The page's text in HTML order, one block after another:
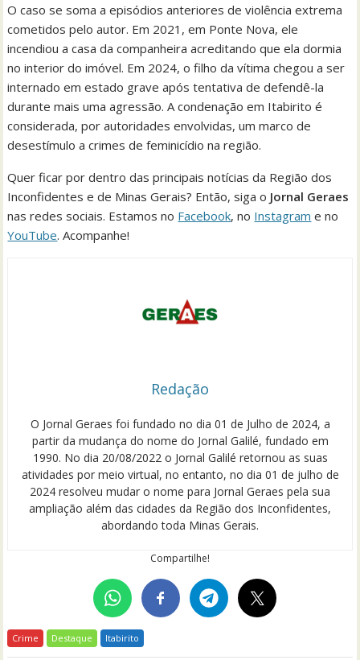
O caso se soma a episódios anteriores de violência extrema
cometidos pelo autor. Em 2021, em Ponte Nova, ele
incendiou a casa da companheira acreditando que ela dormia
no interior do imóvel. Em 2024, o filho da vítima chegou a ser
internado em estado grave após tentativa de defendê-la
durante mais uma agressão. A condenação em Itabirito é
considerada, por autoridades envolvidas, um marco de
desestímulo a crimes de feminicídio na região.
Quer ficar por dentro das principais notícias da Região dos
Inconfidentes e de Minas Gerais? Então, siga o Jornal Geraes
nas redes sociais. Estamos no Facebook, no Instagram e no
YouTube. Acompanhe!
Redação
O Jornal Geraes foi fundado no dia 01 de Julho de 2024, a
partir da mudança do nome do Jornal Galilé, fundado em
1990. No dia 20/08/2022 o Jornal Galilé retornou as suas
atividades por meio virtual, no entanto, no dia 01 de julho de
2024 resolveu mudar o nome para Jornal Geraes pela sua
ampliação além das cidades da Região dos Inconfidentes,
abordando toda Minas Gerais.
Compartilhe!
Crime Destaque Itabirito